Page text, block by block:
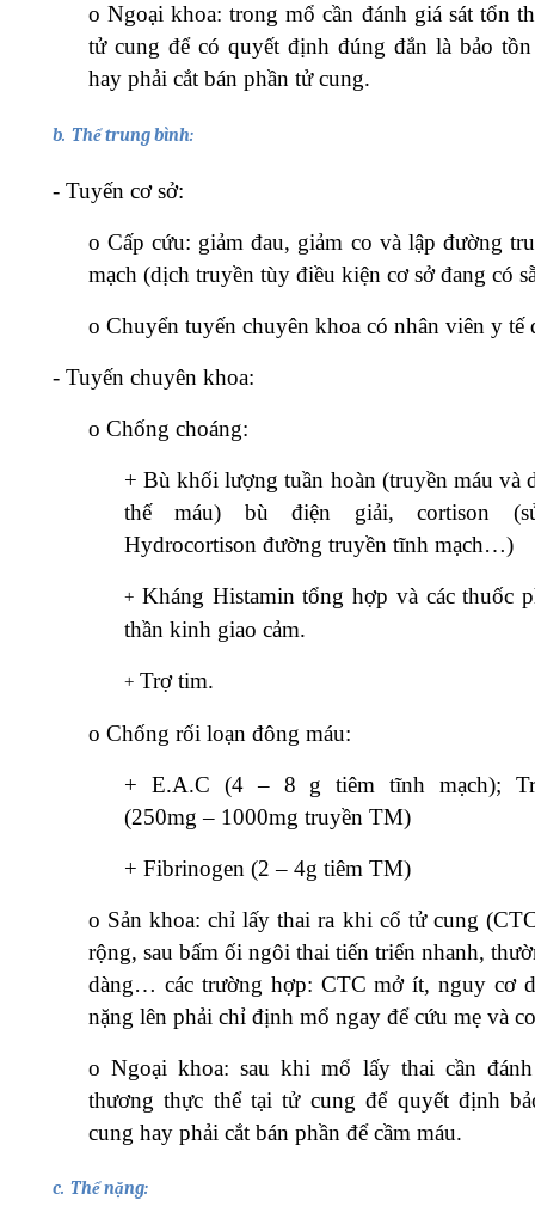
o Ngoại khoa: trong mổ cần đánh giá sát tổn
tử cung để có quyết định đúng đắn là bảo
hay phải cắt bán phần tử cung.
b. Thể trung bình:
- Tuyến cơ sở:
o Cấp cứu: giảm đau, giảm co và lập đường
mạch (dịch truyền tùy điều kiện cơ sở đang có
o Chuyển tuyến chuyên khoa có nhân viên y tế
- Tuyến chuyên khoa:
o Chống choáng:
+ Bù khối lượng tuần hoàn (truyền máu và
thế máu) bù điện giải, cortison
Hydrocortison đường truyền tĩnh mạch…)
+ Kháng Histamin tổng hợp và các thuốc
thần kinh giao cảm.
+ Trợ tim.
o Chống rối loạn đông máu:
+
E.A.C (4 – 8 g tiêm tĩnh mạch);
(250mg – 1000mg truyền TM)
+ Fibrinogen (2 – 4g tiêm TM)
o Sản khoa: chỉ lấy thai ra khi cổ tử cung
rộng, sau bấm ối ngôi thai tiến triển nhanh,
dàng… các trường hợp: CTC mở ít, nguy cơ
nặng lên phải chỉ định mổ ngay để cứu mẹ và
o Ngoại khoa: sau khi mổ lấy thai cần
thương thực thể tại tử cung để quyết định
cung hay phải cắt bán phần để cầm máu.
c. Thể nặng: